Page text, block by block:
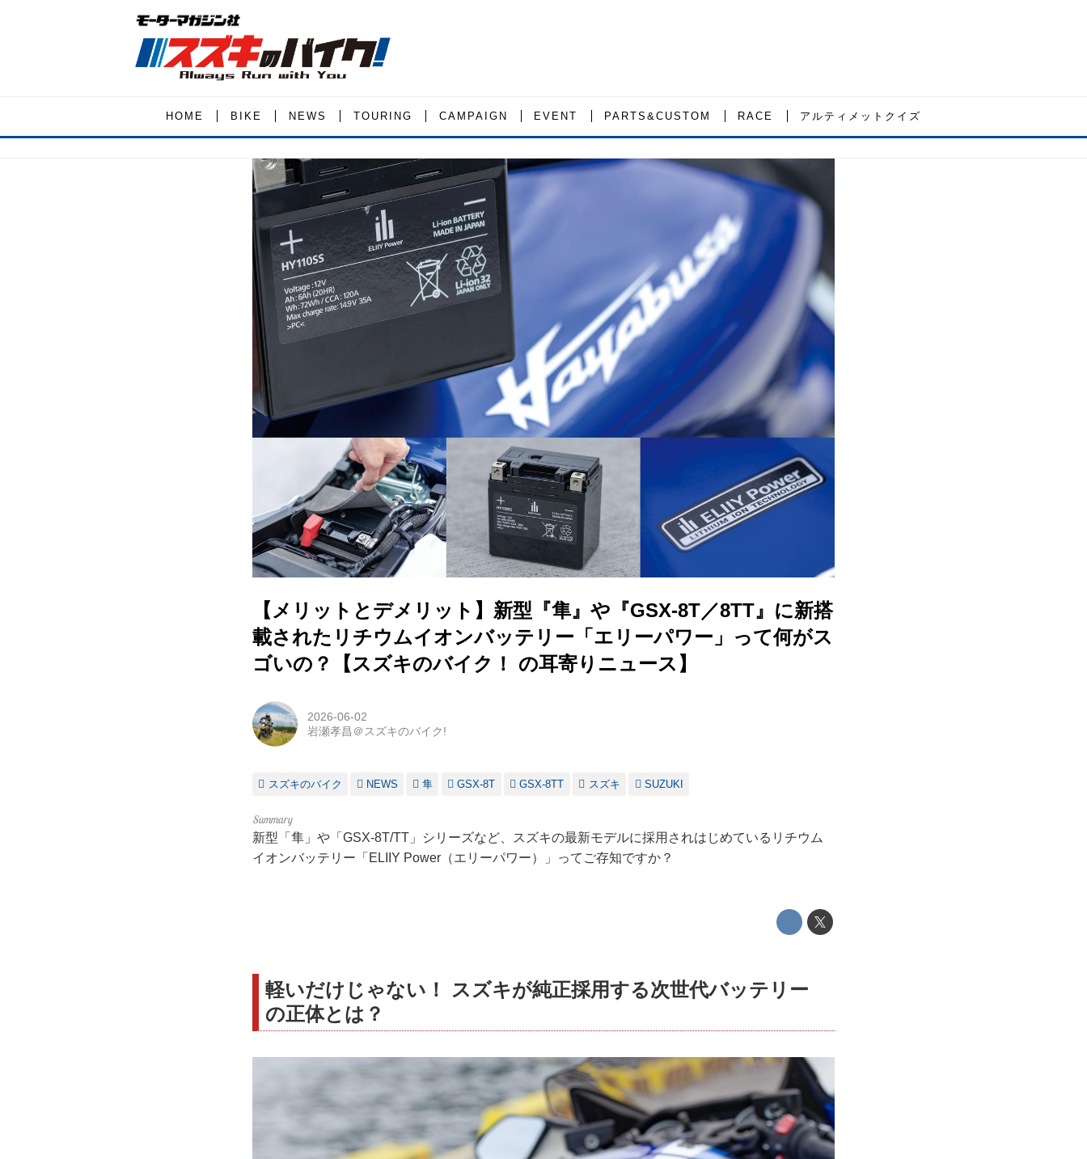
HOME BIKE NEWS TOURING CAMPAIGN EVENT PARTS&CUSTOM RACE アルティメットクイズ
【メリットとデメリット】新型『隼』や『GSX-8T／8TT』に新搭
載されたリチウムイオンバッテリー「エリーパワー」って何がス
ゴいの？【スズキのバイク！ の耳寄りニュース】
2026-06-02
岩瀬孝昌＠スズキのバイク!
スズキのバイク NEWS 隼 GSX-8T GSX-8TT スズキ SUZUKI
新型「隼」や「GSX-8T/TT」シリーズなど、スズキの最新モデルに採用されはじめているリチウム
イオンバッテリー「ELIIY Power（エリーパワー）」ってご存知ですか？
軽いだけじゃない！ スズキが純正採用する次世代バッテリー
の正体とは？